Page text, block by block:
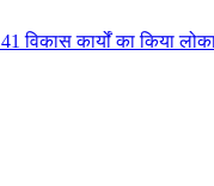
एवं भूमिपूजन